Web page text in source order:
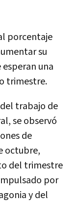
porcentaje
su
una
trimestre.
trabajo de
se observó
de
octubre,
del trimestre
por
y del